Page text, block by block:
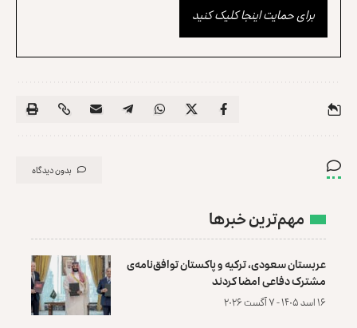
برای حمایت اینجا کلیک کنید
بدون دیدگاه
مهم‌ترین خبرها
عربستان سعودی، ترکیه و پاکستان توافق‌نامه‌ی
مشترک دفاعی امضا کردند
۱۶ اسد ۱۴۰۵ - ۷ آگست ۲۰۲۶